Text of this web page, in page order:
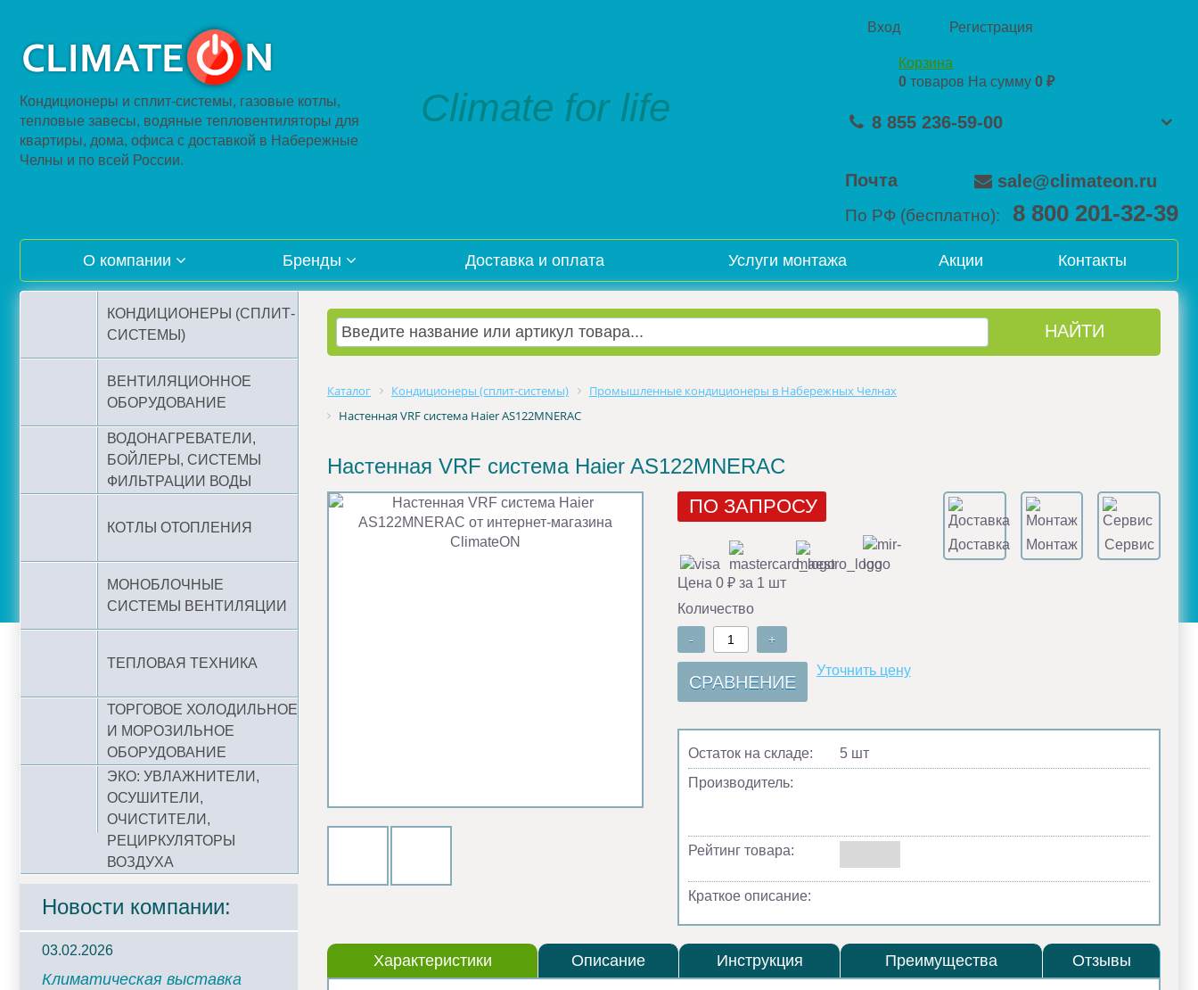
Кондиционеры и сплит-системы, газовые котлы,
тепловые завесы, водяные тепловентиляторы для
квартиры, дома, офиса с доставкой в Набережные
Челны и по всей России.
Climate for life
Вход Регистрация
Корзина
0 товаров На сумму 0 ₽
8 855 236-59-00
Почта sale@climateon.ru
По РФ (бесплатно): 8 800 201-32-39
О компании Бренды Доставка и оплата Услуги монтажа Акции Контакты
КОНДИЦИОНЕРЫ (СПЛИТ-
СИСТЕМЫ)
ВЕНТИЛЯЦИОННОЕ
ОБОРУДОВАНИЕ
ВОДОНАГРЕВАТЕЛИ,
БОЙЛЕРЫ, СИСТЕМЫ
ФИЛЬТРАЦИИ ВОДЫ
КОТЛЫ ОТОПЛЕНИЯ
МОНОБЛОЧНЫЕ
СИСТЕМЫ ВЕНТИЛЯЦИИ
ТЕПЛОВАЯ ТЕХНИКА
ТОРГОВОЕ ХОЛОДИЛЬНОЕ
И МОРОЗИЛЬНОЕ
ОБОРУДОВАНИЕ
ЭКО: УВЛАЖНИТЕЛИ,
ОСУШИТЕЛИ,
ОЧИСТИТЕЛИ,
РЕЦИРКУЛЯТОРЫ
ВОЗДУХА
Новости компании:
03.02.2026
Климатическая выставка
Каталог Кондиционеры (сплит-системы)
Промышленные кондиционеры в Набережных Челнах
Настенная VRF система Haier AS122MNERAC
Настенная VRF система Haier AS122MNERAC
ПО ЗАПРОСУ
Доставка Монтаж Сервис
Цена 0 ₽ за 1 шт
Количество
- +
СРАВНЕНИЕ
Уточнить цену
Остаток на складе:
5 шт
Производитель:
Рейтинг товара:
Краткое описание:
Характеристики Описание Инструкция Преимущества Отзывы